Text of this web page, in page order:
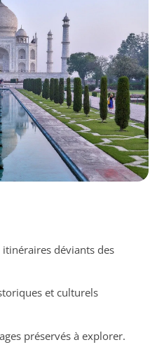
déviants des
et culturels
préservés à explorer.